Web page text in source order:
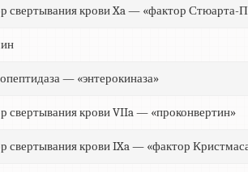
свертывания крови Xa — «фактор Стюарта-
— «энтерокиназа»
свертывания крови VIIa — «проконвертин»
свертывания крови IXa — «фактор